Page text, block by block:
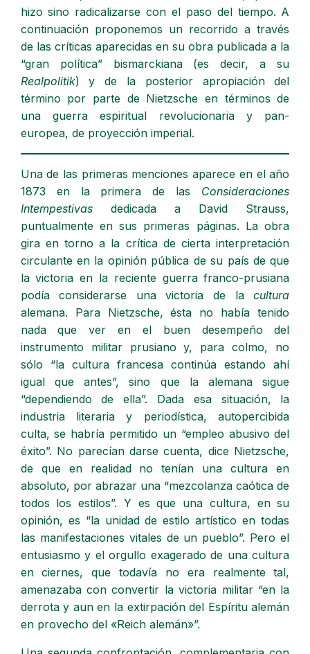
hizo sino radicalizarse con el paso del tiempo. A
continuación proponemos un recorrido a través
de las críticas aparecidas en su obra publicada a la
“gran política” bismarckiana (es decir, a su
Realpolitik) y de la posterior apropiación del
término por parte de Nietzsche en términos de
una guerra espiritual revolucionaria y pan-
europea, de proyección imperial.
Una de las primeras menciones aparece en el año
1873 en la primera de las Consideraciones
Intempestivasdedicada a David Strauss,
puntualmente en sus primeras páginas. La obra
gira en torno a la crítica de cierta interpretación
circulante en la opinión pública de su país de que
la victoria en la reciente guerra franco-prusiana
podía considerarse una victoria de lacultura
alemana. Para Nietzsche, ésta no había tenido
nada que ver en el buen desempeño del
instrumento militar prusiano y, para colmo, no
sólo “la cultura francesa continúa estando ahí
igual que antes”, sino que la alemana sigue
“dependiendo de ella”. Dada esa situación, la
industria literaria y periodística, autopercibida
culta, se habría permitido un “empleo abusivo del
éxito”. No parecían darse cuenta, dice Nietzsche,
de que en realidad no tenían una cultura en
absoluto, por abrazar una “mezcolanza caótica de
todos los estilos”. Y es que una cultura, en su
opinión, es “la unidad de estilo artístico en todas
las manifestaciones vitales de un pueblo”. Pero el
entusiasmo y el orgullo exagerado de una cultura
en ciernes, que todavía no era realmente tal,
amenazaba con convertir la victoria militar “en la
derrota y aun en la extirpación del Espíritu alemán
en provecho del «Reich alemán»”.